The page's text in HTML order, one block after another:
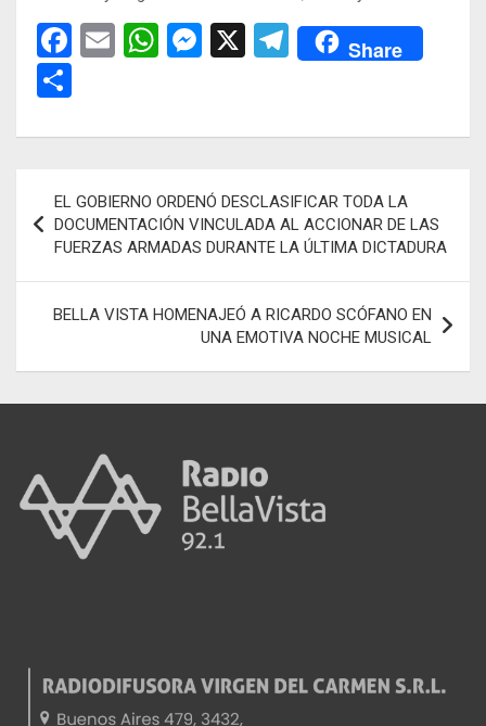
F
b
o
k
E
W
s
p
p
M
n
er
X
T
gr
m
Share
m
p
ar
tir
de
entradas
EL GOBIERNO ORDENÓ DESCLASIFICAR TODA LA
DOCUMENTACIÓN VINCULADA AL ACCIONAR DE LAS
FUERZAS ARMADAS DURANTE LA ÚLTIMA DICTADURA
BELLA VISTA HOMENAJEÓ A RICARDO SCÓFANO EN
UNA EMOTIVA NOCHE MUSICAL